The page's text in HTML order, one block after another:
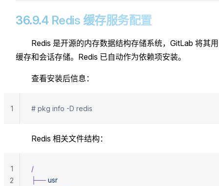
36.9.4 Redis 缓存服务配置
Redis 是开源的内存数据结构存储系统，GitLab 将其
缓存和会话存储。Redis 已自动作为依赖项安装。
查看安装后信息：
# pkg info -D redis
1
Redis 相关文件结构：
/
├── usr
1
2